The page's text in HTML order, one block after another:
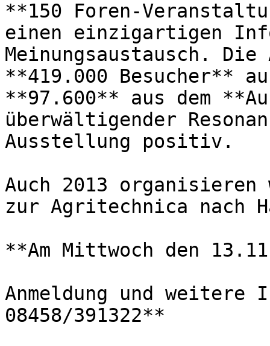
**150 Foren-
einen einzigartigen
Meinungsaustausch.
**419.000 Besucher**
**97.600** aus dem
überwältigender
Ausstellung positiv.
Auch 2013
zur Agritechnica nach
**Am Mittwoch den
Anmeldung und
08458/391322**